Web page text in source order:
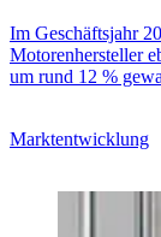
Im Geschäftsjahr
Motorenhersteller
um rund 12 %
Marktentwicklung